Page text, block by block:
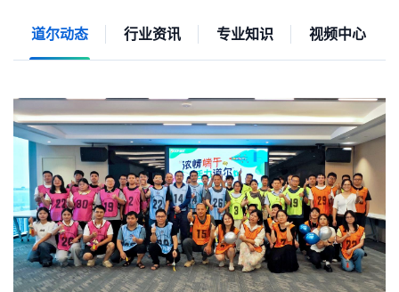
道尔动态 行业资讯 专业知识 视频中心